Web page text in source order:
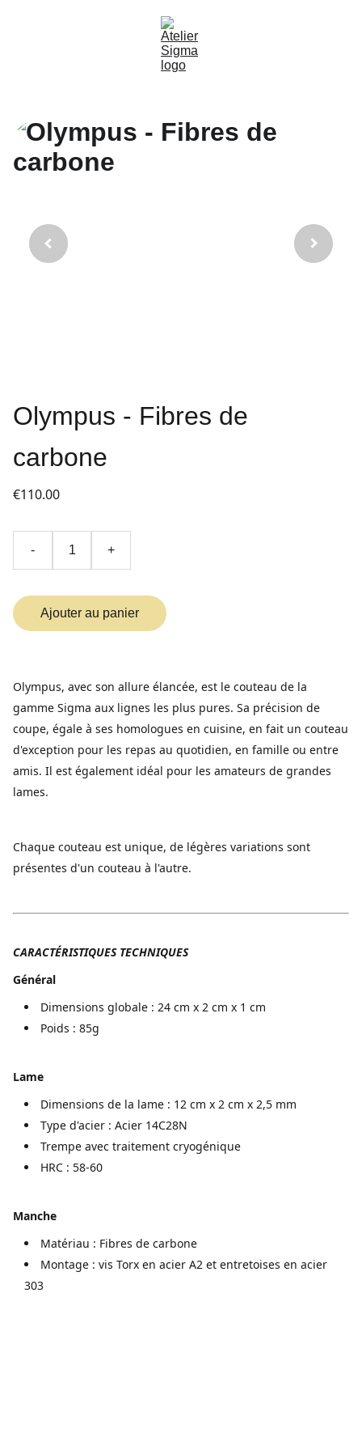
Olympus - Fibres de
carbone
€110.00
- +
Ajouter au panier
Olympus, avec son allure élancée, est le couteau de la
gamme Sigma aux lignes les plus pures. Sa précision de
coupe, égale à ses homologues en cuisine, en fait un couteau
d'exception pour les repas au quotidien, en famille ou entre
amis. Il est également idéal pour les amateurs de grandes
lames.
Chaque couteau est unique, de légères variations sont
présentes d'un couteau à l'autre.
CARACTÉRISTIQUES TECHNIQUES
Général
Dimensions globale : 24 cm x 2 cm x 1 cm
Poids : 85g
Lame
Dimensions de la lame : 12 cm x 2 cm x 2,5 mm
Type d'acier : Acier 14C28N
Trempe avec traitement cryogénique
HRC : 58-60
Manche
Matériau : Fibres de carbone
Montage : vis Torx en acier A2 et entretoises en acier
303